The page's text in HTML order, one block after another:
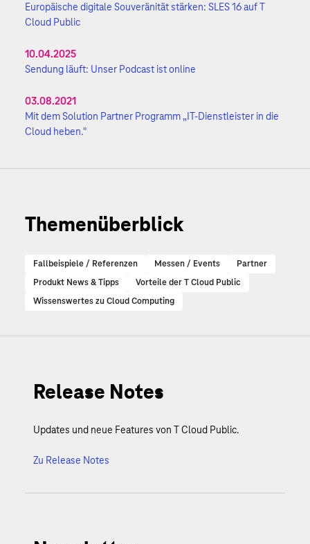
Europäische digitale Souveränität stärken: SLES 16 auf T
Cloud Public
10.04.2025
Sendung läuft: Unser Podcast ist online
03.08.2021
Mit dem Solution Partner Programm „IT-Dienstleister in die
Cloud heben."
Themenüberblick
Fallbeispiele / Referenzen Messen / Events
Partner
Produkt News & Tipps
Vorteile der T Cloud Public
Wissenswertes zu Cloud Computing
Release Notes
Updates und neue Features von T Cloud Public.
Zu Release Notes